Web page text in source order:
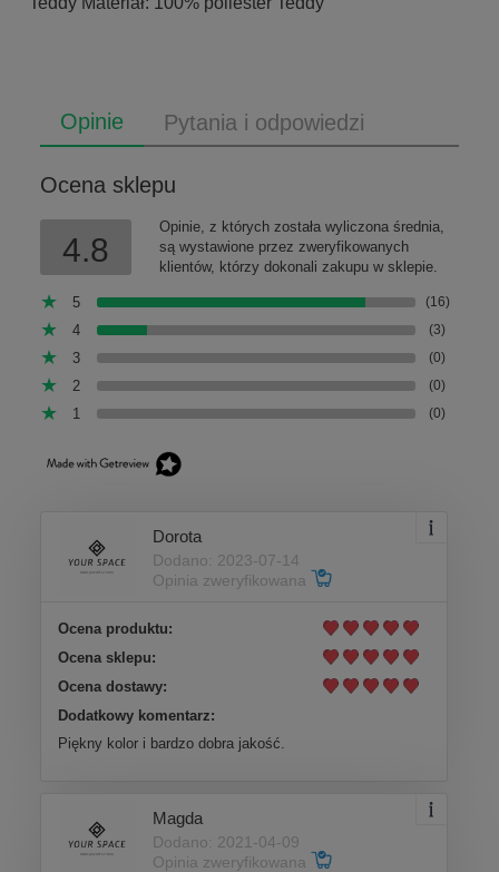
Opinie Pytania i odpowiedzi
Ocena sklepu
4.8
Opinie, z których została wyliczona średnia,
są wystawione przez zweryfikowanych
klientów, którzy dokonali zakupu w sklepie.
5 (16)
4 (3)
3 (0)
2 (0)
1 (0)
Dorota
Dodano: 2023-07-14
Opinia zweryfikowana
Ocena produktu:
Ocena sklepu:
Ocena dostawy:
Dodatkowy komentarz:
Piękny kolor i bardzo dobra jakość.
Magda
Dodano: 2021-04-09
Opinia zweryfikowana